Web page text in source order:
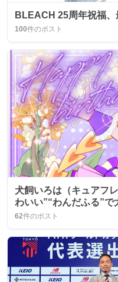
BLEACH 25周年祝福
100件のポスト
犬飼いろは（キュアフ
わいい”“わんだふる”で
62件のポスト